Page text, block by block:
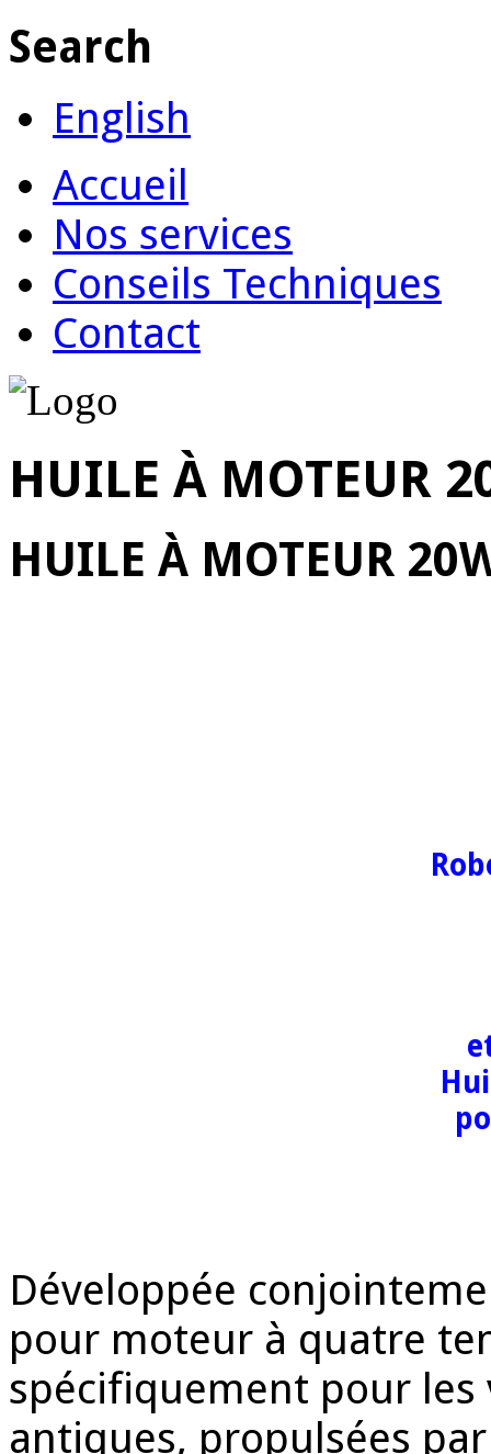
Search
English
Accueil
Nos services
Conseils Techniques
Contact
HUILE À MOTEUR
HUILE À MOTEUR
Développée
pour moteur à quatre
spécifiquement pour les
antiques, propulsées